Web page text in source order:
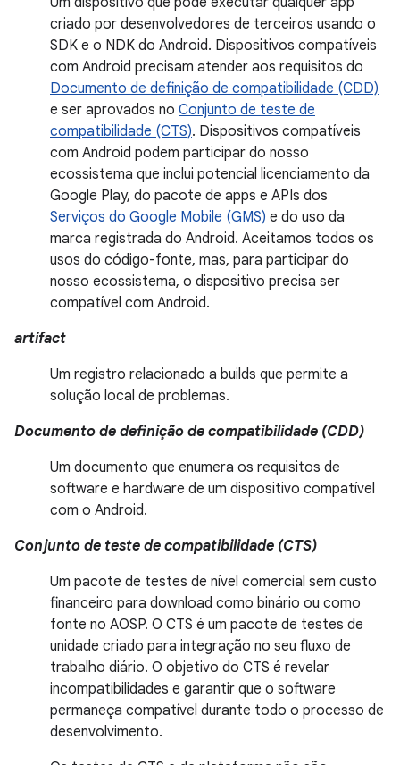
criado por desenvolvedores de terceiros usando o
SDK e o NDK do Android. Dispositivos compatíveis
com Android precisam atender aos requisitos do
Documento de definição de compatibilidade (CDD)
e ser aprovados no Conjunto de teste de
compatibilidade (CTS). Dispositivos compatíveis
com Android podem participar do nosso
ecossistema que inclui potencial licenciamento da
Google Play, do pacote de apps e APIs dos
Serviços do Google Mobile (GMS) e do uso da
marca registrada do Android. Aceitamos todos os
usos do código-fonte, mas, para participar do
nosso ecossistema, o dispositivo precisa ser
compatível com Android.
artifact
Um registro relacionado a builds que permite a
solução local de problemas.
Documento de definição de compatibilidade (CDD)
Um documento que enumera os requisitos de
software e hardware de um dispositivo compatível
com o Android.
Conjunto de teste de compatibilidade (CTS)
Um pacote de testes de nível comercial sem custo
financeiro para download como binário ou como
fonte no AOSP. O CTS é um pacote de testes de
unidade criado para integração no seu fluxo de
trabalho diário. O objetivo do CTS é revelar
incompatibilidades e garantir que o software
permaneça compatível durante todo o processo de
desenvolvimento.